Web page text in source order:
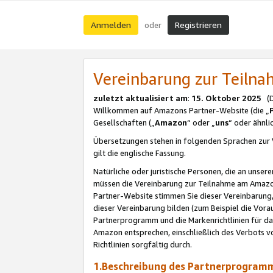
Anmelden oder Registrieren
Vereinbarung zur
zuletzt aktualisiert am: 15. Oktober 2025
Willkommen auf Amazons Partner-Website (die „
Gesellschaften („Amazon“ oder „uns“ oder
Übersetzungen stehen in folgenden Sprachen zur
gilt die englische Fassung.
Natürliche oder juristische Personen, die an
müssen die Vereinbarung zur Teilnahme am
Partner-Website stimmen Sie dieser
dieser Vereinbarung bilden (zum Beispiel die
Partnerprogramm und die Markenrichtlinien für
Amazon entsprechen, einschließlich des Verbots
Richtlinien sorgfältig durch.
1.Beschreibung des